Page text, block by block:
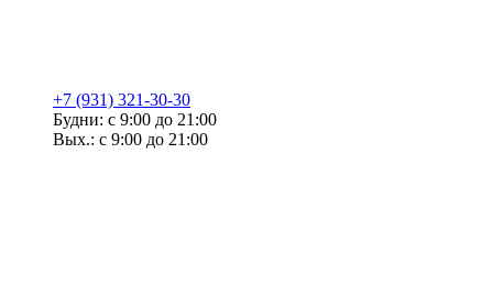
+7 (931) 321-30-30
Будни: с 9:00 до 21:00
Вых.: с 9:00 до 21:00